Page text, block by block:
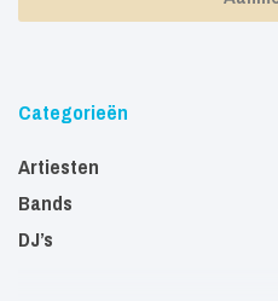
Categorieën
Artiesten
Bands
DJ’s